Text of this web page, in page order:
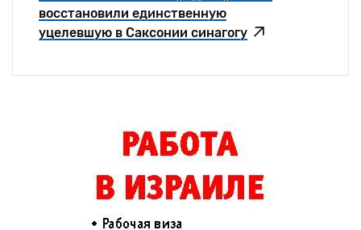
восстановили единственную
уцелевшую в Саксонии синагогу